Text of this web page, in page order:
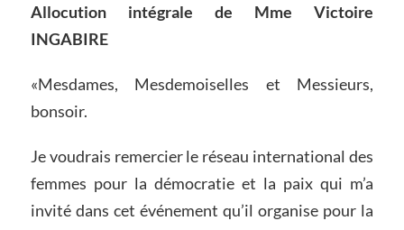
Allocution intégrale de Mme Victoire
INGABIRE
«Mesdames, Mesdemoiselles et Messieurs,
bonsoir.
Je voudrais remercier le réseau international des
femmes pour la démocratie et la paix qui m’a
invité dans cet événement qu’il organise pour la